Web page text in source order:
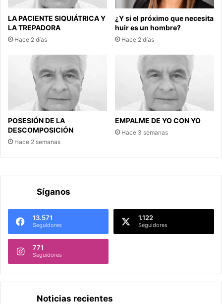
LA PACIENTE SIQUIÁTRICA Y
LA TREPADORA
Hace 2 días
¿Y si el próximo que necesita
huir es un hombre?
Hace 2 días
POSESIÓN DE LA
DESCOMPOSICIÓN
Hace 2 semanas
EMPALME DE YO CON YO
Hace 3 semanas
Síganos
13.571
Seguidores
1.122
Seguidores
771
Seguidores
Noticias recientes